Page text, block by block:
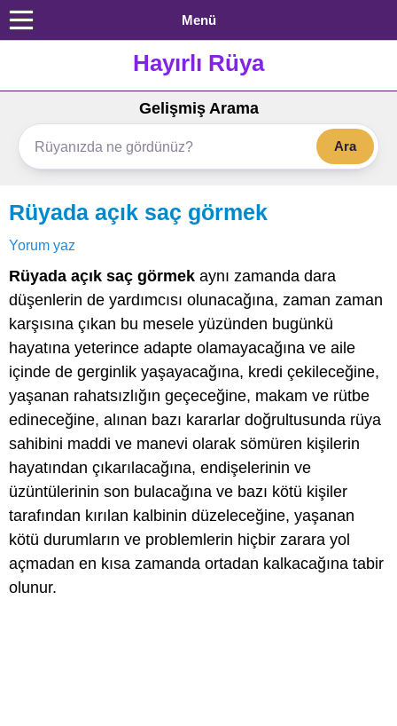
Menü
Hayırlı Rüya
Gelişmiş Arama
Ara
Rüyada açık saç görmek
Yorum yaz
Rüyada açık saç görmek aynı zamanda dara
düşenlerin de yardımcısı olunacağına, zaman zaman
karşısına çıkan bu mesele yüzünden bugünkü
hayatına yeterince adapte olamayacağına ve aile
içinde de gerginlik yaşayacağına, kredi çekileceğine,
yaşanan rahatsızlığın geçeceğine, makam ve rütbe
edineceğine, alınan bazı kararlar doğrultusunda rüya
sahibini maddi ve manevi olarak sömüren kişilerin
hayatından çıkarılacağına, endişelerinin ve
üzüntülerinin son bulacağına ve bazı kötü kişiler
tarafından kırılan kalbinin düzeleceğine, yaşanan
kötü durumların ve problemlerin hiçbir zarara yol
açmadan en kısa zamanda ortadan kalkacağına tabir
olunur.